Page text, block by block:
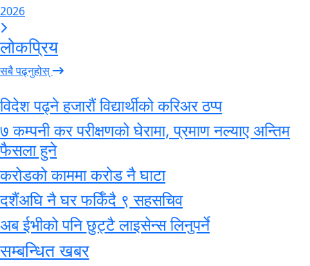
2026
लोकप्रिय
सबै पढ्नुहोस्
विदेश पढ्ने हजारौं विद्यार्थीको करिअर ठप्प
७ कम्पनी कर परीक्षणको घेरामा, प्रमाण नल्याए अन्तिम
फैसला हुने
करोडको काममा करोड नै घाटा
दशैंअघि नै घर फर्किँदै ९ सहसचिव
अब ईभीको पनि छुट्टै लाइसेन्स लिनुपर्ने
सम्बन्धित खबर